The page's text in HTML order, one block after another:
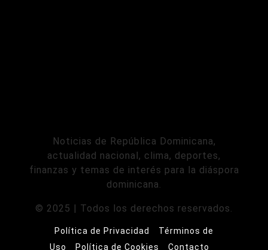
Noticias de República Dominicana,
actualidad nacional, clima, deportes,
finanzas y temas de interés para la diáspora
dominicana.
© 2025 | Todos los derechos reservados.
Política de Privacidad
Términos de
Uso
Política de Cookies Contacto